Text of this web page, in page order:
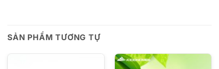
SẢN PHẨM TƯƠNG TỰ